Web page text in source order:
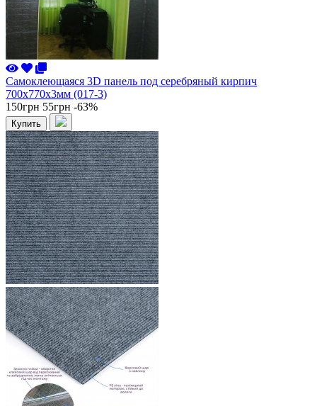
Самоклеющаяся 3D панель под серебряный кирпич
700x770x3мм (017-3)
150грн 55грн -63%
Купить